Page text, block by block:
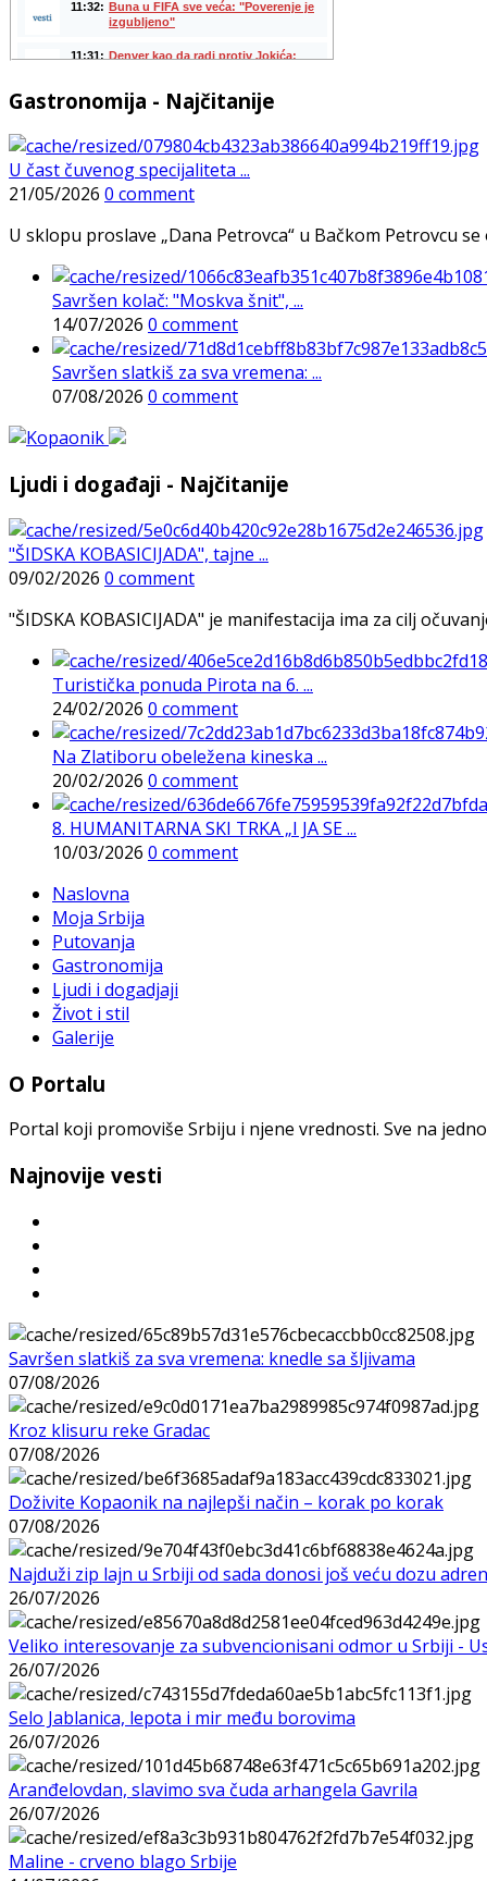
Gastronomija - Najčitanije
U čast čuvenog specijaliteta ...
21/05/2026 0 comment
U sklopu proslave „Dana Petrovca“ u Bačkom Petrovcu
Savršen kolač: "Moskva šnit", ...
14/07/2026 0 comment
Savršen slatkiš za sva vremena: ...
07/08/2026 0 comment
Ljudi i događaji - Najčitanije
"ŠIDSKA KOBASICIJADA", tajne ...
09/02/2026 0 comment
"ŠIDSKA KOBASICIJADA" je manifestacija ima za cilj
Turistička ponuda Pirota na 6. ...
24/02/2026 0 comment
Na Zlatiboru obeležena kineska ...
20/02/2026 0 comment
8. HUMANITARNA SKI TRKA „I JA SE ...
10/03/2026 0 comment
Naslovna
Moja Srbija
Putovanja
Gastronomija
Ljudi i dogadjaji
Život i stil
Galerije
O Portalu
Portal koji promoviše Srbiju i njene vrednosti. Sve na
Najnovije vesti
Savršen slatkiš za sva vremena: knedle sa šljivama
07/08/2026
Kroz klisuru reke Gradac
07/08/2026
Doživite Kopaonik na najlepši način – korak po korak
07/08/2026
Najduži zip lajn u Srbiji od sada donosi još veću dozu
26/07/2026
Veliko interesovanje za subvencionisani odmor u Srbiji -
26/07/2026
Selo Jablanica, lepota i mir među borovima
26/07/2026
Aranđelovdan, slavimo sva čuda arhangela Gavrila
26/07/2026
Maline - crveno blago Srbije